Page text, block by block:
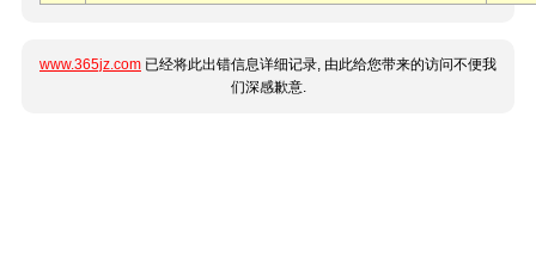
www.365jz.com 已经将此出错信息详细记录, 由此给您带来的访问不便我
们深感歉意.